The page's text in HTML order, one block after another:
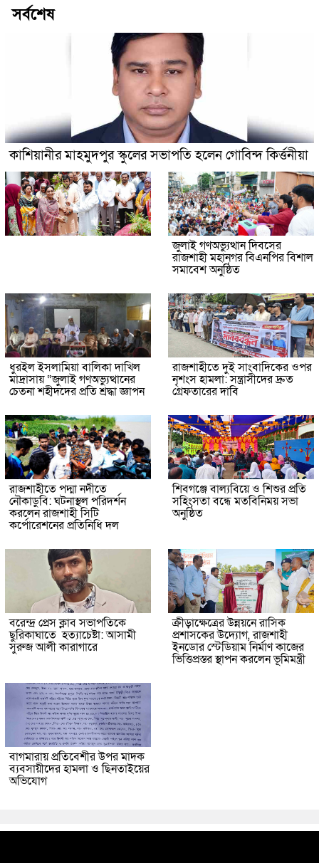
সর্বশেষ
কাশিয়ানীর মাহমুদপুর স্কুলের সভাপতি হলেন গোবিন্দ কির্ত্তনীয়া
জুলাই গণঅভ্যুত্থান দিবসের
রাজশাহী মহানগর বিএনপির বিশাল
সমাবেশ অনুষ্ঠিত
ধুরইল ইসলামিয়া বালিকা দাখিল
মাদ্রাসায় “জুলাই গণঅভ্যুত্থানের
চেতনা শহীদদের প্রতি শ্রদ্ধা জ্ঞাপন
রাজশাহীতে দুই সাংবাদিকের ওপর
নৃশংস হামলা: সন্ত্রাসীদের দ্রুত
গ্রেফতারের দাবি
রাজশাহীতে পদ্মা নদীতে
নৌকাডুবি: ঘটনাস্থল পরিদর্শন
করলেন রাজশাহী সিটি
কর্পোরেশনের প্রতিনিধি দল
শিবগঞ্জে বাল্যবিয়ে ও শিশুর প্রতি
সহিংসতা বন্ধে মতবিনিময় সভা
অনুষ্ঠিত
বরেন্দ্র প্রেস ক্লাব সভাপতিকে
ছুরিকাঘাতে হত্যাচেষ্টা: আসামী
সুরুজ আলী কারাগারে
ক্রীড়াক্ষেত্রের উন্নয়নে রাসিক
প্রশাসকের উদ্যোগ, রাজশাহী
ইনডোর স্টেডিয়াম নির্মাণ কাজের
ভিত্তিপ্রস্তর স্থাপন করলেন ভূমিমন্ত্রী
বাগমারায় প্রতিবেশীর উপর মাদক
ব্যবসায়ীদের হামলা ও ছিনতাইয়ের
অভিযোগ